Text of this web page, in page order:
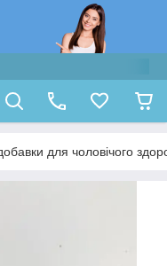
для чоловічого